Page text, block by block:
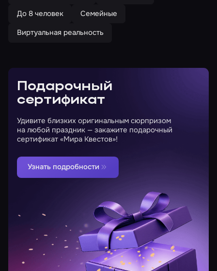
До 8 человек
Семейные
Виртуальная реальность
Подарочный
сертификат
Удивите близких оригинальным сюрпризом
на любой праздник — закажите подарочный
сертификат «Мира Квестов»!
Узнать подробности